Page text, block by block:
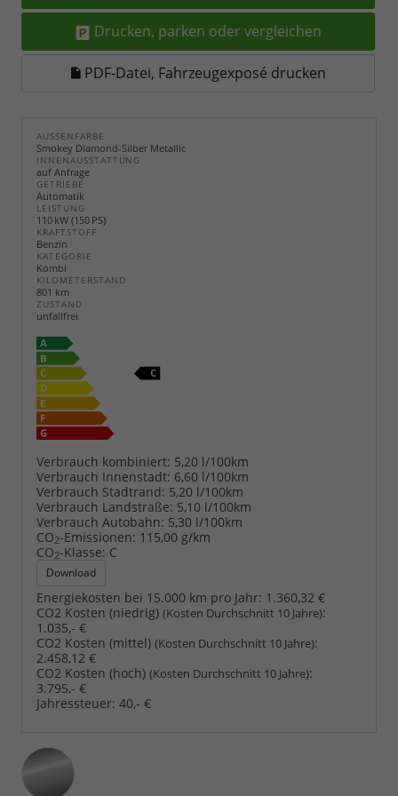
Drucken, parken oder vergleichen
PDF-Datei, Fahrzeugexposé drucken
AUSSENFARBE
Smokey Diamond-Silber Metallic
INNENAUSSTATTUNG
auf Anfrage
GETRIEBE
Automatik
LEISTUNG
110 kW (150 PS)
KRAFTSTOFF
Benzin
KATEGORIE
Kombi
KILOMETERSTAND
801 km
ZUSTAND
unfallfrei
Verbrauch kombiniert: 5,20 l/100km
Verbrauch Innenstadt: 6,60 l/100km
Verbrauch Stadtrand: 5,20 l/100km
Verbrauch Landstraße: 5,10 l/100km
Verbrauch Autobahn: 5,30 l/100km
CO2-Emissionen: 115,00 g/km
CO2-Klasse: C
Download
Energiekosten bei 15.000 km pro Jahr: 1.360,32 €
CO2 Kosten (niedrig) (Kosten Durchschnitt 10 Jahre):
1.035,- €
CO2 Kosten (mittel) (Kosten Durchschnitt 10 Jahre):
2.458,12 €
CO2 Kosten (hoch) (Kosten Durchschnitt 10 Jahre):
3.795,- €
Jahressteuer: 40,- €